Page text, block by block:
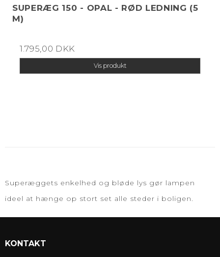
SUPERÆG 150 - OPAL - RØD LEDNING (5
M)
1.795,00 DKK
Vis produkt
Superæggets enkelhed og bløde lys gør lampen
ideel at hænge op stort set alle steder i boligen.
KONTAKT